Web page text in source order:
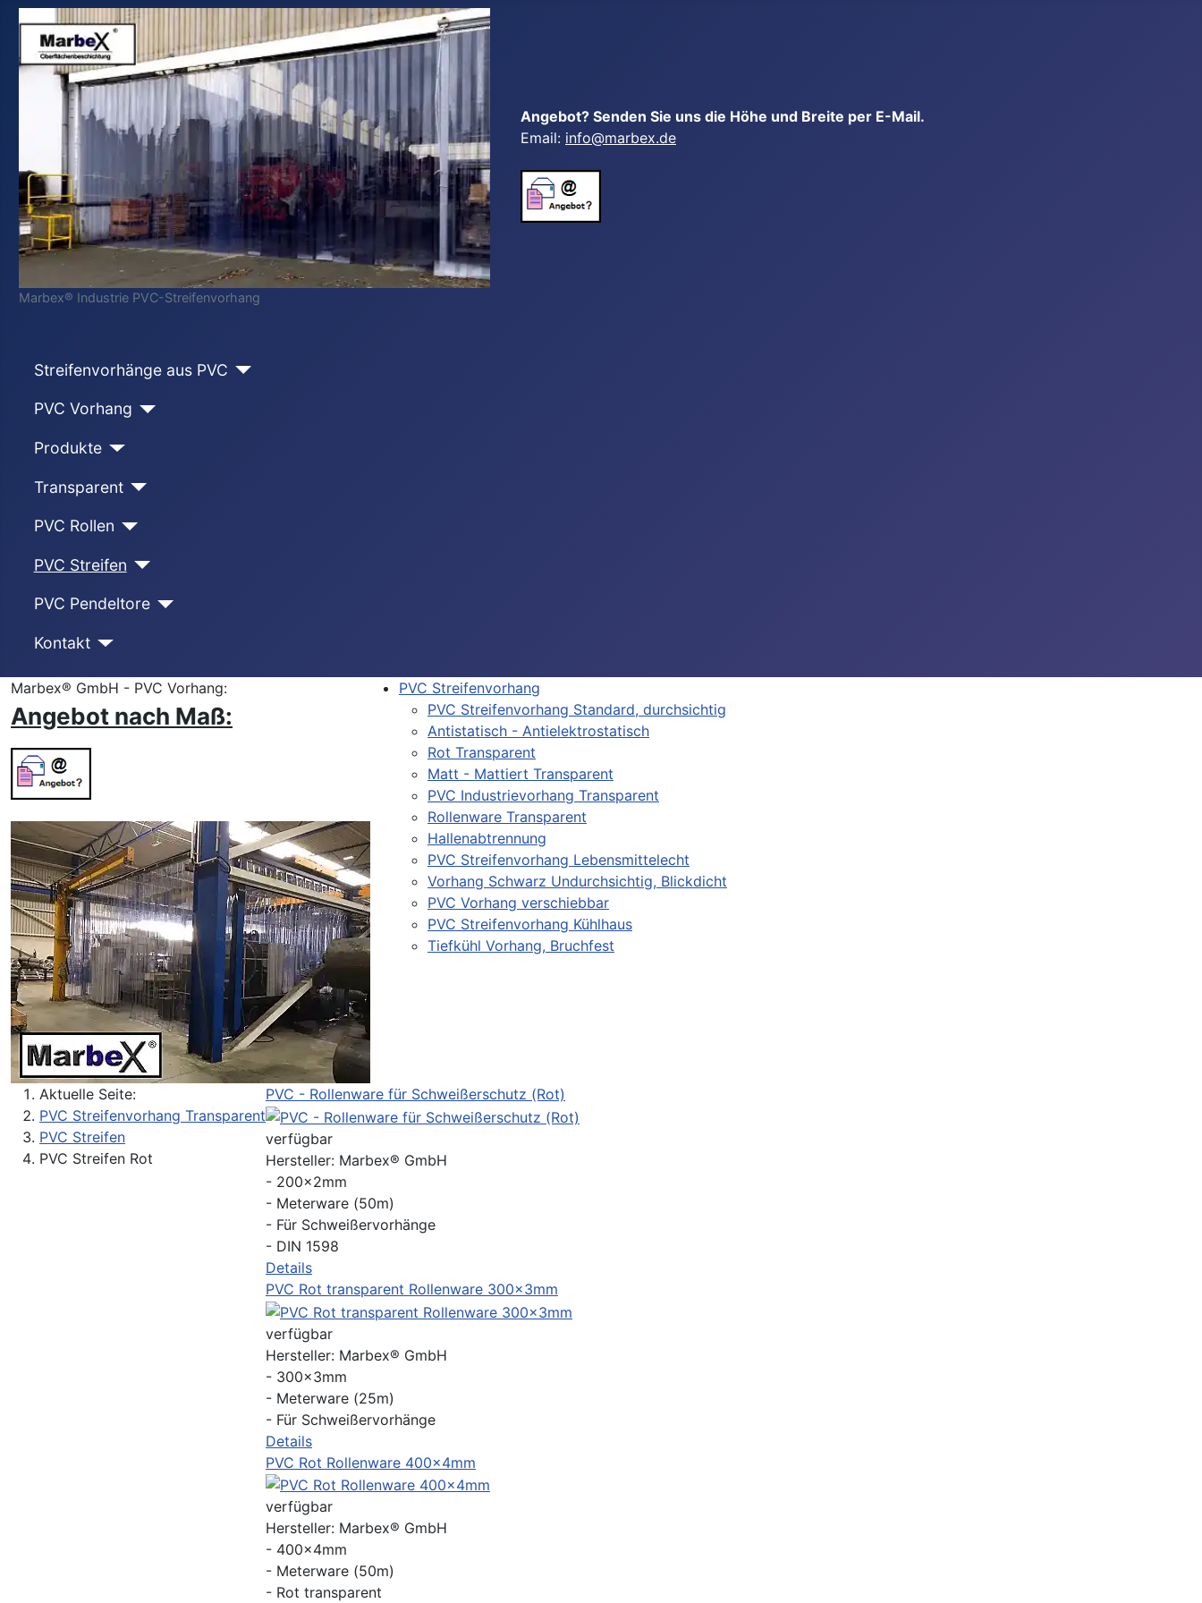
Marbex® Industrie PVC-Streifenvorhang
Angebot? Senden Sie uns die Höhe und Breite per E-Mail.
Email: info@marbex.de
Streifenvorhänge aus PVC
PVC Vorhang
Produkte
Transparent
PVC Rollen
PVC Streifen
PVC Pendeltore
Kontakt
Marbex® GmbH - PVC Vorhang:
Angebot nach Maß:
PVC Streifenvorhang
PVC Streifenvorhang Standard, durchsichtig
Antistatisch - Antielektrostatisch
Rot Transparent
Matt - Mattiert Transparent
PVC Industrievorhang Transparent
Rollenware Transparent
Hallenabtrennung
PVC Streifenvorhang Lebensmittelecht
Vorhang Schwarz Undurchsichtig, Blickdicht
PVC Vorhang verschiebbar
PVC Streifenvorhang Kühlhaus
Tiefkühl Vorhang, Bruchfest
Aktuelle Seite:
PVC Streifenvorhang Transparent
PVC Streifen
PVC Streifen Rot
PVC - Rollenware für Schweißerschutz (Rot)
verfügbar
Hersteller: Marbex® GmbH
- 200x2mm
- Meterware (50m)
- Für Schweißervorhänge
- DIN 1598
Details
PVC Rot transparent Rollenware 300x3mm
verfügbar
Hersteller: Marbex® GmbH
- 300x3mm
- Meterware (25m)
- Für Schweißervorhänge
Details
PVC Rot Rollenware 400x4mm
verfügbar
Hersteller: Marbex® GmbH
- 400x4mm
- Meterware (50m)
- Rot transparent